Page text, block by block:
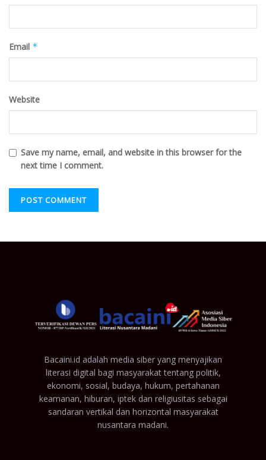
Email *
Website
Save my name, email, and website in this browser for the
next time I comment.
Bacaini.id adalah media siber yang menyajikan
literasi digital bagi masyarakat tentang politik,
ekonomi, sosial, budaya, hukum, pertahanan
keamanan, hiburan, iptek dan religiusitas sebagai
sandaran vertikal dan horizontal masyarakat
nusantara madani.